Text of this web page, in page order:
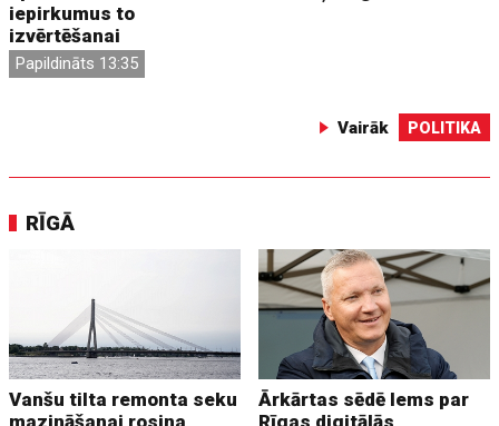
iepirkumus to
izvērtēšanai
Papildināts 13:35
Vairāk POLITIKA
RĪGĀ
Vanšu tilta remonta seku
Ārkārtas sēdē lems par